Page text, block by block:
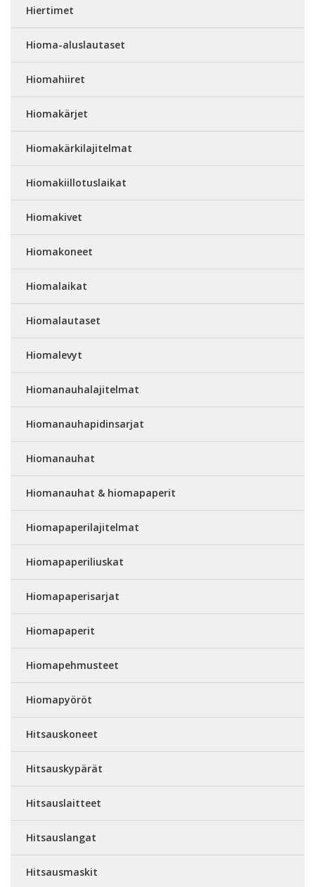
Hiertimet
Hioma-aluslautaset
Hiomahiiret
Hiomakärjet
Hiomakärkilajitelmat
Hiomakiillotuslaikat
Hiomakivet
Hiomakoneet
Hiomalaikat
Hiomalautaset
Hiomalevyt
Hiomanauhalajitelmat
Hiomanauhapidinsarjat
Hiomanauhat
Hiomanauhat & hiomapaperit
Hiomapaperilajitelmat
Hiomapaperiliuskat
Hiomapaperisarjat
Hiomapaperit
Hiomapehmusteet
Hiomapyöröt
Hitsauskoneet
Hitsauskypärät
Hitsauslaitteet
Hitsauslangat
Hitsausmaskit